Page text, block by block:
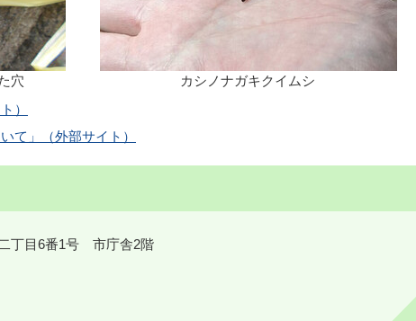
穴
カシノナガキクイムシ
）
て」（外部サイト）
丁目6番1号 市庁舎2階